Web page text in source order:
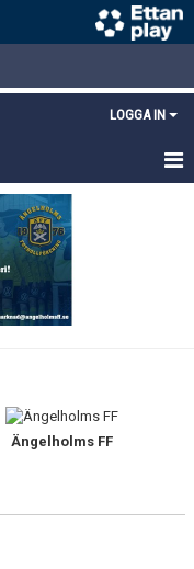
LOGGA IN
Ängelholms FF